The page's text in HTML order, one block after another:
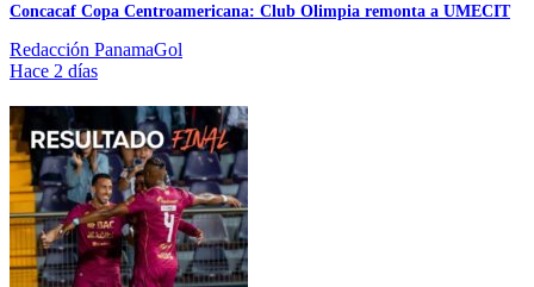
Concacaf Copa Centroamericana: Club Olimpia remonta a UMECIT
Redacción PanamaGol
Hace 2 días